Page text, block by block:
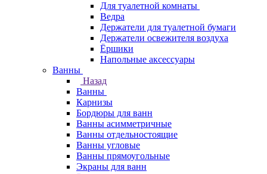
Для туалетной комнаты
Ведра
Держатели для туалетной бумаги
Держатели освежителя воздуха
Ёршики
Напольные аксессуары
Ванны
Назад
Ванны
Карнизы
Бордюры для ванн
Ванны асимметричные
Ванны отдельностоящие
Ванны угловые
Ванны прямоугольные
Экраны для ванн